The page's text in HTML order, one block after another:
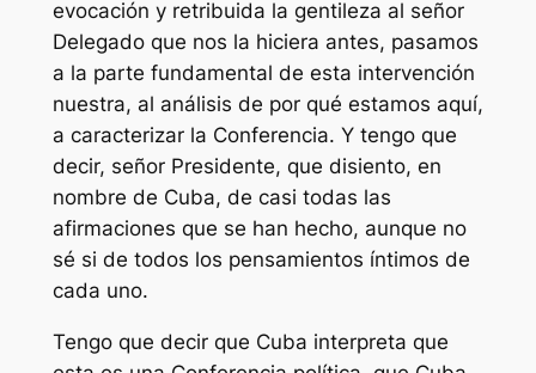
evocación y retribuida la gentileza al señor
Delegado que nos la hiciera antes, pasamos
a la parte fundamental de esta intervención
nuestra, al análisis de por qué estamos aquí,
a caracterizar la Conferencia. Y tengo que
decir, señor Presidente, que disiento, en
nombre de Cuba, de casi todas las
afirmaciones que se han hecho, aunque no
sé si de todos los pensamientos íntimos de
cada uno.
Tengo que decir que Cuba interpreta que